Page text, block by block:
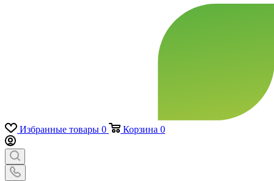
Избранные товары 0 Корзина 0